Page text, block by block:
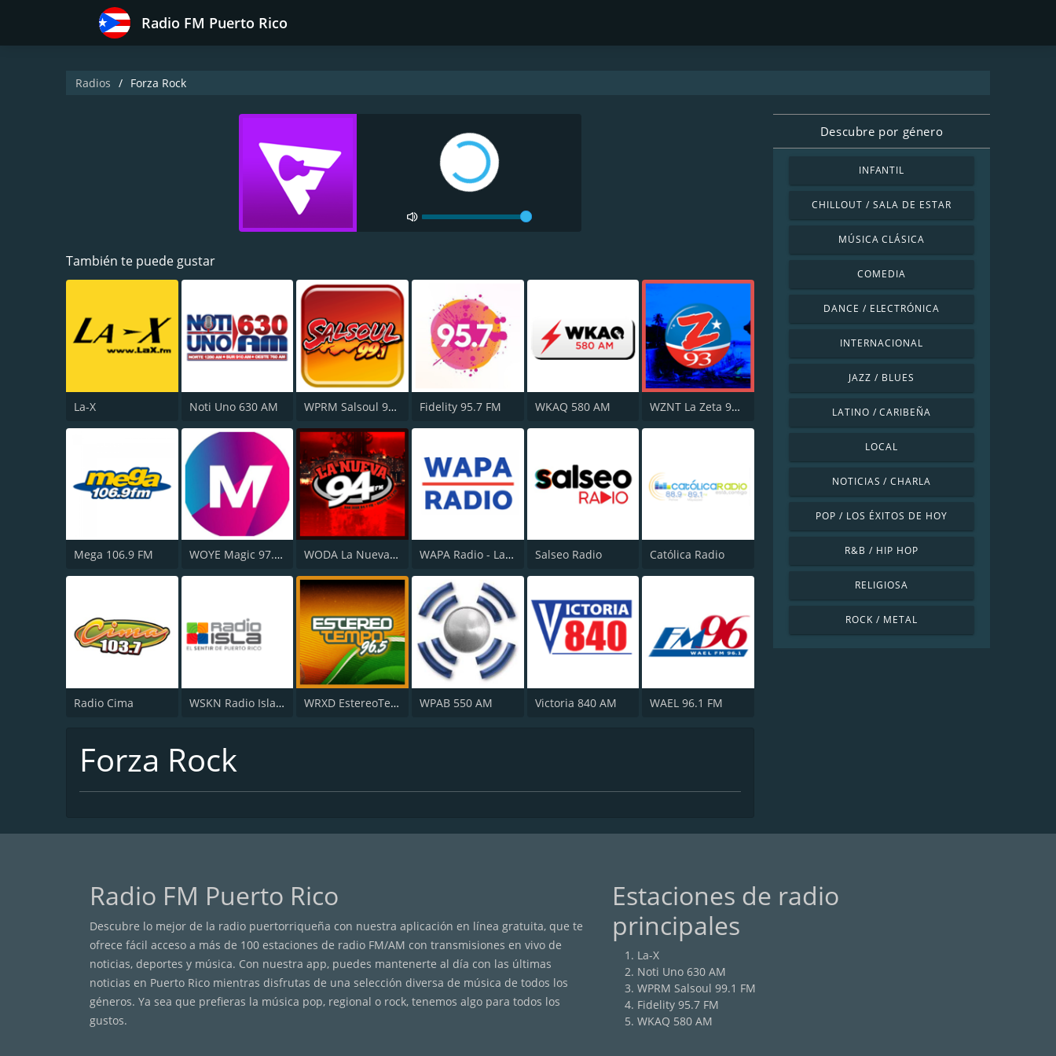
Radio FM Puerto Rico
Radios Forza Rock
También te puede gustar
La-X Noti Uno 630 AM WPRM Salsoul 99.1 FM Fidelity 95.7 FM WKAQ 580 AM WZNT La Zeta 93 FM
Mega 106.9 FM WOYE Magic 97.3 FM WODA La Nueva 94 FM WAPA Radio - La Poderosa Salseo Radio Católica Radio
Radio Cima WSKN Radio Isla 1320 AM WRXD EstereoTempo 96.5 FM WPAB 550 AM Victoria 840 AM WAEL 96.1 FM
Forza Rock
Descubre por género
INFANTIL
CHILLOUT / SALA DE ESTAR
MÚSICA CLÁSICA
COMEDIA
DANCE / ELECTRÓNICA
INTERNACIONAL
JAZZ / BLUES
LATINO / CARIBEÑA
LOCAL
NOTICIAS / CHARLA
POP / LOS ÉXITOS DE HOY
R&B / HIP HOP
RELIGIOSA
ROCK / METAL
Radio FM Puerto Rico
Descubre lo mejor de la radio puertorriqueña con nuestra aplicación en línea gratuita, que te
ofrece fácil acceso a más de 100 estaciones de radio FM/AM con transmisiones en vivo de
noticias, deportes y música. Con nuestra app, puedes mantenerte al día con las últimas
noticias en Puerto Rico mientras disfrutas de una selección diversa de música de todos los
géneros. Ya sea que prefieras la música pop, regional o rock, tenemos algo para todos los
gustos.
Estaciones de radio
principales
La-X
Noti Uno 630 AM
WPRM Salsoul 99.1 FM
Fidelity 95.7 FM
WKAQ 580 AM